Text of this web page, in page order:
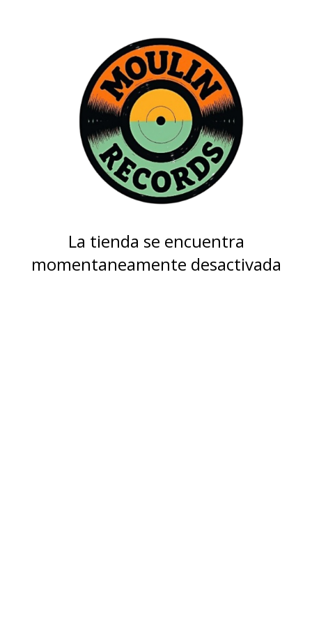
La tienda se encuentra
momentaneamente desactivada